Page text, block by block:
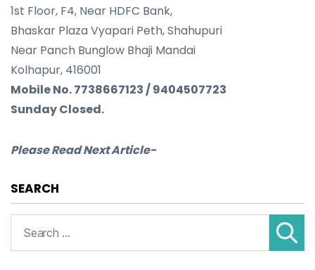
1st Floor, F4, Near HDFC Bank,
Bhaskar Plaza Vyapari Peth, Shahupuri
Near Panch Bunglow Bhaji Mandai
Kolhapur, 416001
Mobile No. 7738667123 / 9404507723
Sunday Closed.
Please Read Next Article-
SEARCH
for: